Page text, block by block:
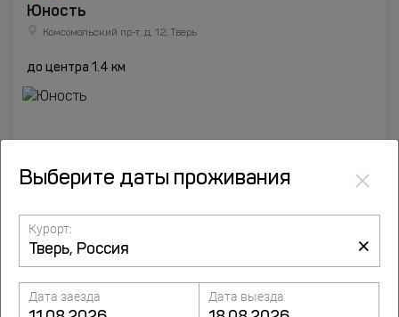
Юность
Комсомольский пр-т, д. 12, Тверь
до центра 1.4 км
от2519руб.
Выберите даты проживания ×
Курорт:
×
Дата заезда Дата выезда